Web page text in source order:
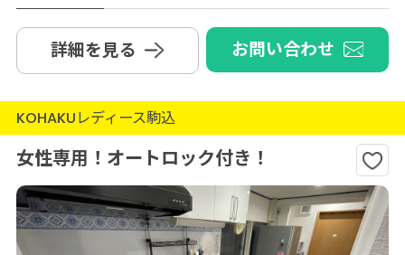
詳細を見る お問い合わせ
KOHAKUレディース駒込
女性専用！オートロック付き！